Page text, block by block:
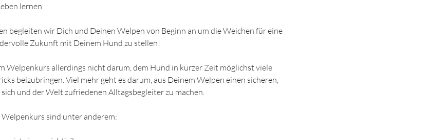
lernen.
begleiten wir Dich und Deinen Welpen von Beginn an um die Weichen für eine
Zukunft mit Deinem Hund zu stellen!
Welpenkurs allerdings nicht darum, dem Hund in kurzer Zeit möglichst viele
beizubringen. Viel mehr geht es darum, aus Deinem Welpen einen sicheren,
und der Welt zufriedenen Alltagsbegleiter zu machen.
sind unter anderem: